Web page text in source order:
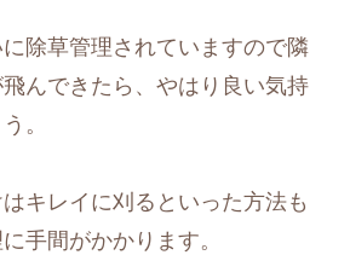
除草管理されていますので隣
んできたら、やはり良い気持
。
キレイに刈るといった方法も
手間がかかります。